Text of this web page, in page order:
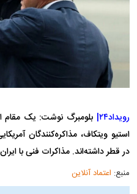
رویداد۲۴|
بلومبرگ نوشت: یک مقام
استیو ویتکاف، مذاکره‌کنندگان
در قطر داشته‌اند. مذاکرات فنی با
منبع: اعتماد آنلاین